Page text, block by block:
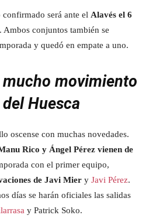
será ante el Alavés el 6
. Ambos conjuntos también se
y quedó en empate a uno.
movimiento
Huesca
oscense con muchas novedades.
Rico y Ángel Pérez vienen de
con el primer equipo,
de Javi Mier y Javi Pérez.
días se harán oficiales las salidas
y Patrick Soko.